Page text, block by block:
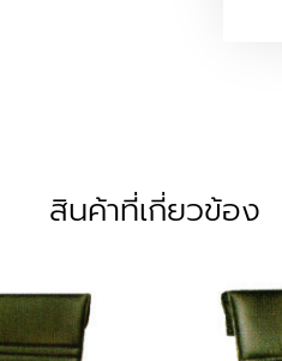
สินค้าที่เกี่ยวข้อง